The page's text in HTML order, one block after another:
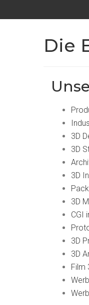
Die
3D
3D
3D
3D
CGI
3D
3D
Film